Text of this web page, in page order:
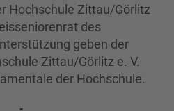
Hochschule Zittau/Görlitz
des
geben der
Zittau/Görlitz e. V.
der Hochschule.